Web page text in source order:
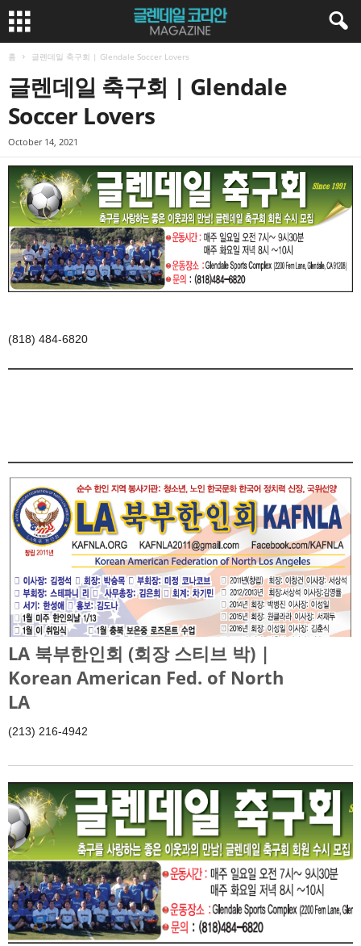
홈 글렌데일 축구회 | Glendale Soccer Lovers
글렌데일 축구회 | Glendale
Soccer Lovers
October 14, 2021
(818) 484-6820
LA 북부한인회 (회장 스티브 박) |
Korean American Fed. of North
LA
(213) 216-4942